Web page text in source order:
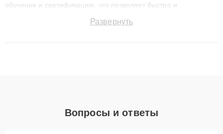
обучение и сертификацию, что позволяет быстро и
сохранением гарантии до 3 лет. Наши мастера решают
Развернуть
Вопросы и ответы